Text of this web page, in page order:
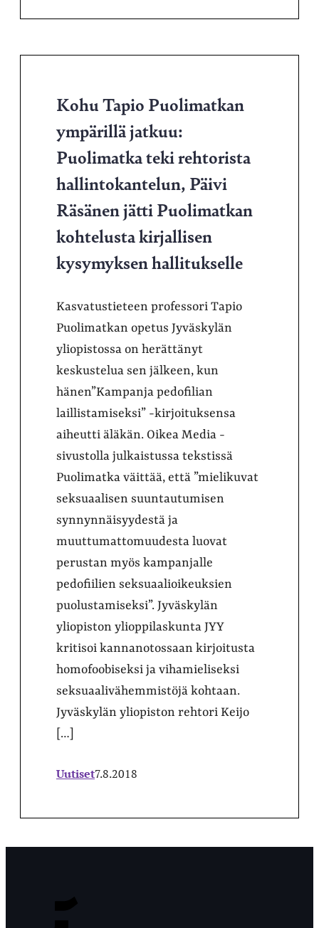
Kohu Tapio Puolimatkan
ympärillä jatkuu:
Puolimatka teki rehtorista
hallintokantelun, Päivi
Räsänen jätti Puolimatkan
kohtelusta kirjallisen
kysymyksen hallitukselle
Kasvatustieteen professori Tapio
Puolimatkan opetus Jyväskylän
yliopistossa on herättänyt
keskustelua sen jälkeen, kun
hänen”Kampanja pedofilian
laillistamiseksi” -kirjoituksensa
aiheutti äläkän. Oikea Media -
sivustolla julkaistussa tekstissä
Puolimatka väittää, että ”mielikuvat
seksuaalisen suuntautumisen
synnynnäisyydestä ja
muuttumattomuudesta luovat
perustan myös kampanjalle
pedofiilien seksuaalioikeuksien
puolustamiseksi”. Jyväskylän
yliopiston ylioppilaskunta JYY
kritisoi kannanotossaan kirjoitusta
homofoobiseksi ja vihamieliseksi
seksuaalivähemmistöjä kohtaan.
Jyväskylän yliopiston rehtori Keijo
[…]
Uutiset7.8.2018